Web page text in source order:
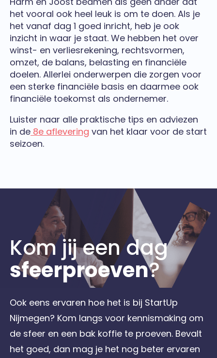
het vooral ook heel leuk is om te doen. Als je
het vanaf dag 1 goed inricht, heb je ook
inzicht in waar je staat. We hebben het over
winst- en verliesrekening, rechtsvormen,
omzet, de balans, belasting en financiële
doelen. Allerlei onderwerpen die zorgen voor
een sterke financiële basis en daarmee ook
financiële toekomst als ondernemer.
Luister naar alle praktische tips en adviezen
in de 8e aflevering van het klaar voor de start
seizoen.
Kom jij een dag
sfeerproeven?
Ook eens ervaren hoe het is bij StartUp
Nijmegen? Kom langs voor kennismaking om
de sfeer en een bak koffie te proeven. Bevalt
het goed, dan mag je het nog beter ervaren